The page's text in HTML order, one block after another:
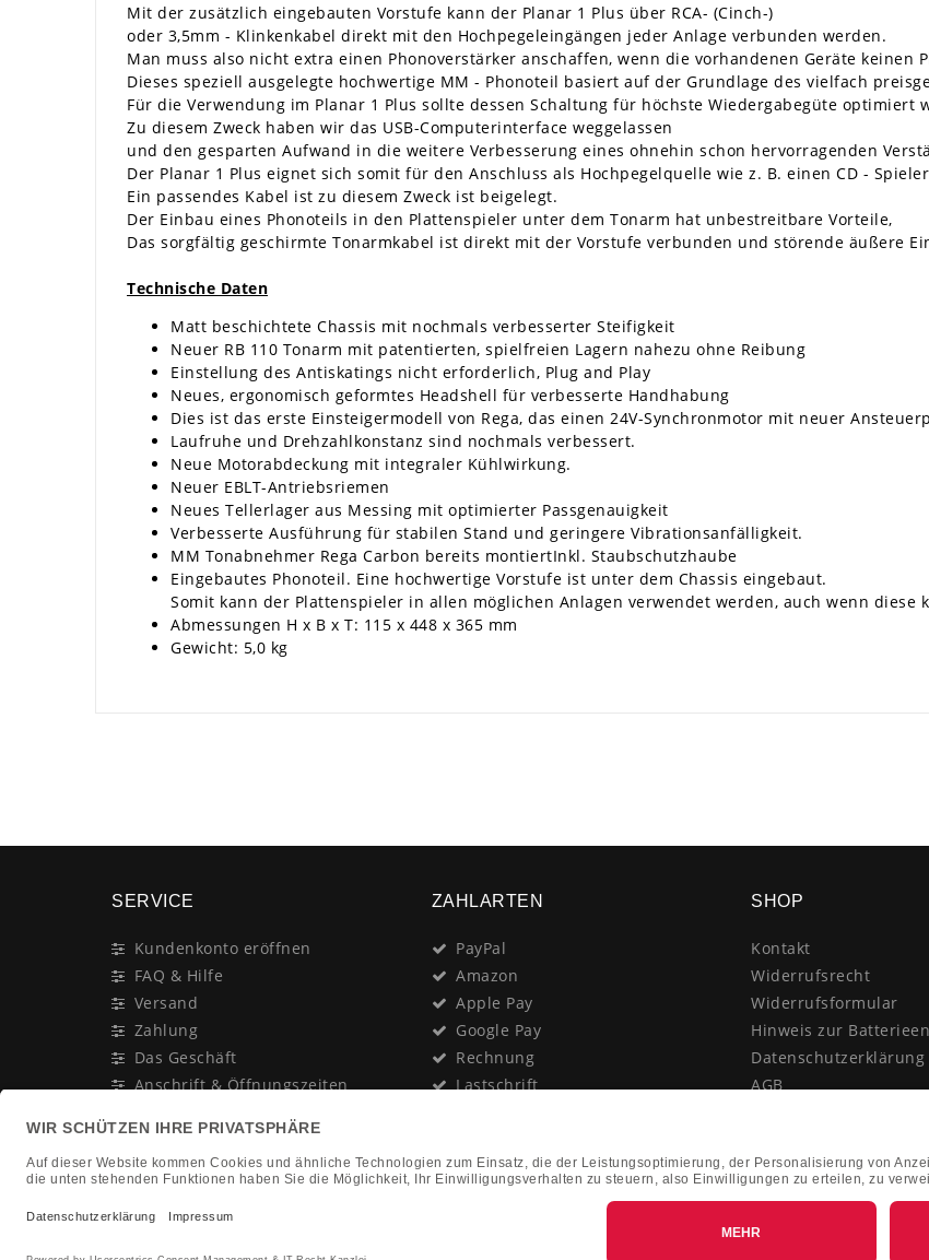
Mit der zusätzlich eingebauten Vorstufe kann der Planar 1 Plus über RCA- (Cinch-)
oder 3,5mm - Klinkenkabel direkt mit den Hochpegeleingängen jeder Anlage verbunden werden.
Man muss also nicht extra einen Phonoverstärker anschaffen, wenn die vorhandenen Geräte keinen
Dieses speziell ausgelegte hochwertige MM - Phonoteil basiert auf der Grundlage des vielfach
Für die Verwendung im Planar 1 Plus sollte dessen Schaltung für höchste Wiedergabegüte optimiert
Zu diesem Zweck haben wir das USB-Computerinterface weggelassen
und den gesparten Aufwand in die weitere Verbesserung eines ohnehin schon hervorragenden
Der Planar 1 Plus eignet sich somit für den Anschluss als Hochpegelquelle wie z. B. einen CD -
Ein passendes Kabel ist zu diesem Zweck ist beigelegt.
Der Einbau eines Phonoteils in den Plattenspieler unter dem Tonarm hat unbestreitbare Vorteile,
Das sorgfältig geschirmte Tonarmkabel ist direkt mit der Vorstufe verbunden und störende äußere
Technische Daten
Matt beschichtete Chassis mit nochmals verbesserter Steifigkeit
Neuer RB 110 Tonarm mit patentierten, spielfreien Lagern nahezu ohne Reibung
Einstellung des Antiskatings nicht erforderlich, Plug and Play
Neues, ergonomisch geformtes Headshell für verbesserte Handhabung
Dies ist das erste Einsteigermodell von Rega, das einen 24V-Synchronmotor mit neuer
Laufruhe und Drehzahlkonstanz sind nochmals verbessert.
Neue Motorabdeckung mit integraler Kühlwirkung.
Neuer EBLT-Antriebsriemen
Neues Tellerlager aus Messing mit optimierter Passgenauigkeit
Verbesserte Ausführung für stabilen Stand und geringere Vibrationsanfälligkeit.
MM Tonabnehmer Rega Carbon bereits montiertInkl. Staubschutzhaube
Eingebautes Phonoteil. Eine hochwertige Vorstufe ist unter dem Chassis eingebaut.
Somit kann der Plattenspieler in allen möglichen Anlagen verwendet werden, auch wenn diese
Abmessungen H x B x T: 115 x 448 x 365 mm
Gewicht: 5,0 kg
SERVICE
Kundenkonto eröffnen
FAQ & Hilfe
Versand
Zahlung
Das Geschäft
Anschrift & Öffnungszeiten
Newsletter
In Gedenken an:
Jürgen Duhn
ZAHLARTEN
PayPal
Amazon
Apple Pay
Google Pay
Rechnung
Lastschrift
Nachnahme
SHOP
Kontakt
Widerrufsrecht
Widerrufsformular
Hinweis zur
Datenschutzerklärung
AGB
Vertrag widerrufen